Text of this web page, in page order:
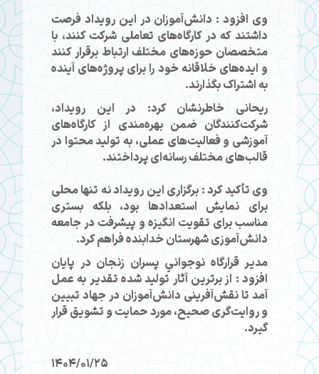
وی افزود : دانش‌آموزان در این رویداد فرصت
داشتند که در کارگاه‌های تعاملی شرکت کنند، با
متخصصان حوزه‌های مختلف ارتباط برقرار کنند
و ایده‌های خلاقانه خود را برای پروژه‌های آینده
به اشتراک بگذارند.
ریحانی خاطرنشان کرد: در این رویداد،
شرکت‌کنندگان ضمن بهره‌مندی از کارگاه‌های
آموزشی و فعالیت‌های عملی، به تولید محتوا در
قالب‌های مختلف رسانه‌ای پرداختند.
وی تأکید کرد : برگزاری این رویداد نه تنها محلی
برای نمایش استعدادها بود، بلکه بستری
مناسب برای تقویت انگیزه و پیشرفت در جامعه
دانش‌آموزی شهرستان خدابنده فراهم کرد.
مدير قرارگاه نوجواني پسران زنجان در پایان
افزود : از برترین آثار تولید شده تقدیر به عمل
آمد تا نقش‌آفرینی دانش‌آموزان در جهاد تبیین
و روایت‌گری صحیح، مورد حمایت و تشویق قرار
گیرد.
1404/01/25